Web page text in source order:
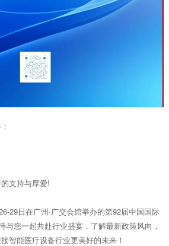
支持与厚爱!
29日在广州·广交会馆举办的第92届中国国际
与您一起共赴行业盛宴，了解最新政策风向，
智能医疗设备行业更美好的未来！